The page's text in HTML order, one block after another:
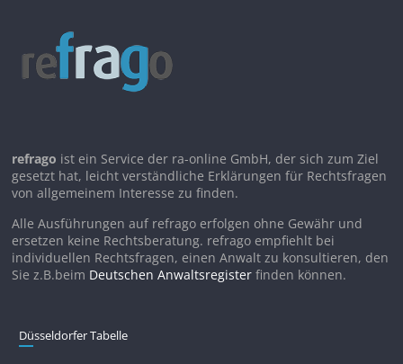
refrago ist ein Service der ra-online GmbH, der sich zum Ziel
gesetzt hat, leicht verständliche Erklärungen für Rechtsfragen
von allgemeinem Interesse zu finden.
Alle Ausführungen auf refrago erfolgen ohne Gewähr und
ersetzen keine Rechtsberatung. refrago empfiehlt bei
individuellen Rechtsfragen, einen Anwalt zu konsultieren, den
Sie z.B.beim Deutschen Anwaltsregister finden können.
Düsseldorfer Tabelle